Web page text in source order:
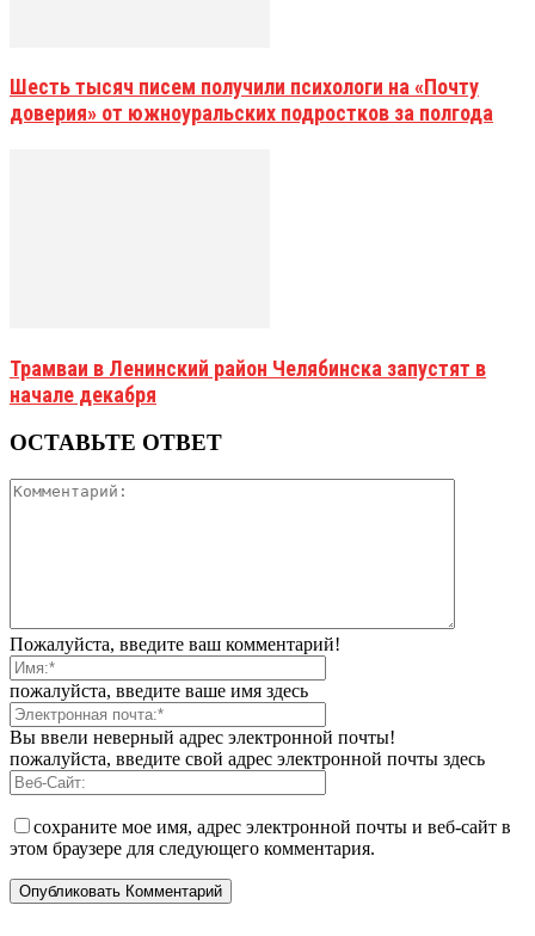
Шесть тысяч писем получили психологи на «Почту
доверия» от южноуральских подростков за полгода
Трамваи в Ленинский район Челябинска запустят в
начале декабря
ОСТАВЬТЕ ОТВЕТ
Пожалуйста, введите ваш комментарий!
пожалуйста, введите ваше имя здесь
Вы ввели неверный адрес электронной почты!
пожалуйста, введите свой адрес электронной почты здесь
сохраните мое имя, адрес электронной почты и веб-сайт в
этом браузере для следующего комментария.